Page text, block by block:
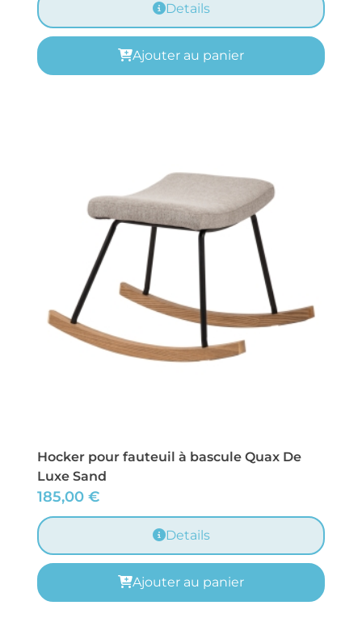
Details
Ajouter au panier
Hocker pour fauteuil à bascule Quax De
Luxe Sand
185,00 €
Details
Ajouter au panier